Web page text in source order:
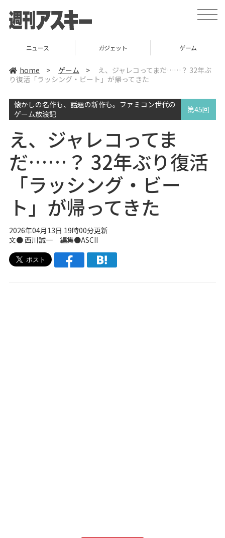
t
o
v
i
o
ニュース ガジェット ゲーム
home > ゲーム >
え、ジャレコってまだ……？ 32年ぶ
り復活「ラッシング・ビート」が帰ってきた
懐かしの名作も、話題の新作も。ファミコン世代の
ゲーム放浪記
第45回
え、ジャレコってま
だ……？ 32年ぶり復活
「ラッシング・ビー
ト」が帰ってきた
2026年04月13日 19時00分更新
文● 西川誠一 編集●ASCII